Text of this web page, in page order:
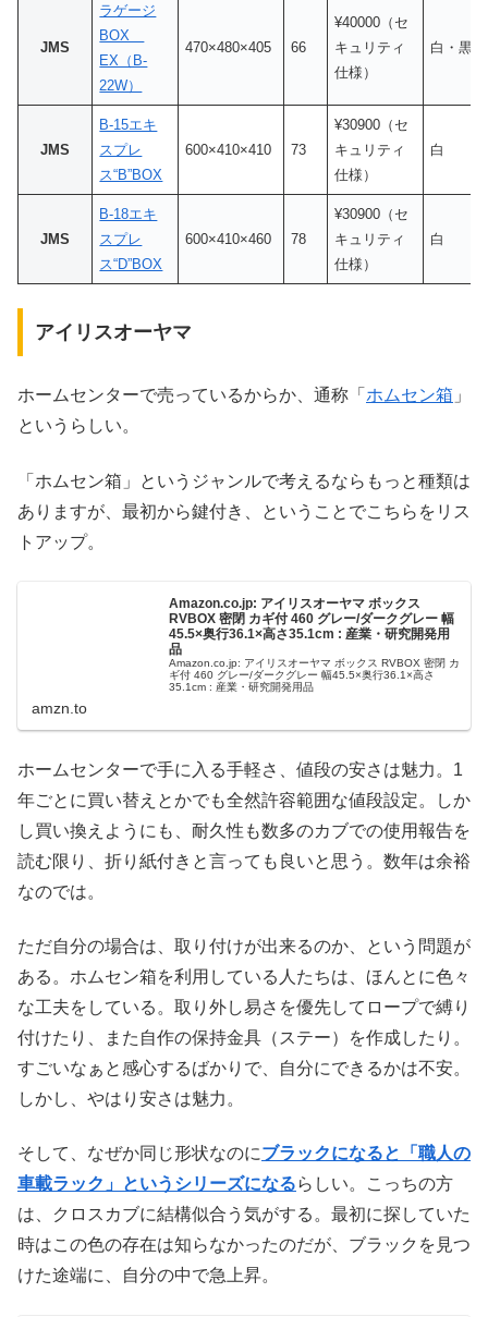
JMS
ラゲージ
BOX
EX（B-
22W）
470×480×405 66
¥40000（セ
キュリティ
仕様）
白・黒
JMS
B-15エキ
スプレ
ス“B”BOX
600×410×410 73
¥30900（セ
キュリティ
仕様）
白
JMS
B-18エキ
スプレ
ス“D”BOX
600×410×460 78
¥30900（セ
キュリティ
仕様）
白
アイリスオーヤマ
ホームセンターで売っているからか、通称「 ホムセン箱 」
というらしい。
「ホムセン箱」というジャンルで考えるならもっと種類は
ありますが、最初から鍵付き、ということでこちらをリス
トアップ。
Amazon.co.jp: アイリスオーヤマ ボックス
RVBOX 密閉 カギ付 460 グレー/ダークグレー 幅
45.5×奥行36.1×高さ35.1cm : 産業・研究開発用
品
Amazon.co.jp: アイリスオーヤマ ボックス RVBOX 密閉 カ
ギ付 460 グレー/ダークグレー 幅45.5×奥行36.1×高さ
35.1cm : 産業・研究開発用品
amzn.to
ホームセンターで手に入る手軽さ、値段の安さは魅力。1
年ごとに買い替えとかでも全然許容範囲な値段設定。しか
し買い換えようにも、耐久性も数多のカブでの使用報告を
読む限り、折り紙付きと言っても良いと思う。数年は余裕
なのでは。
ただ自分の場合は、取り付けが出来るのか、という問題が
ある。ホムセン箱を利用している人たちは、ほんとに色々
な工夫をしている。取り外し易さを優先してロープで縛り
付けたり、また自作の保持金具（ステー）を作成したり。
すごいなぁと感心するばかりで、自分にできるかは不安。
しかし、やはり安さは魅力。
そして、なぜか同じ形状なのにブラックになると「職人の
車載ラック」というシリーズになるらしい。こっちの方
は、クロスカブに結構似合う気がする。最初に探していた
時はこの色の存在は知らなかったのだが、ブラックを見つ
けた途端に、自分の中で急上昇。